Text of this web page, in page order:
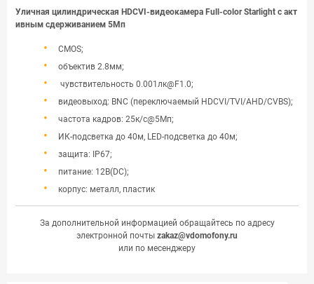
Уличная цилиндрическая HDCVI-видеокамера Full-color Starlight с акт
ивным сдерживанием 5Mп
CMOS;
объектив 2.8мм;
чувствительность 0.001лк@F1.0;
видеовыход: BNC (переключаемый HDCVI/TVI/AHD/CVBS);
частота кадров: 25к/с@5Мп;
ИК-подсветка до 40м, LED-подсветка до 40м;
защита: IP67;
питание: 12В(DC);
корпус: металл, пластик
За дополнительной информацией обращайтесь по адресу
электронной почты zakaz@vdomofony.ru
или по месенджеру